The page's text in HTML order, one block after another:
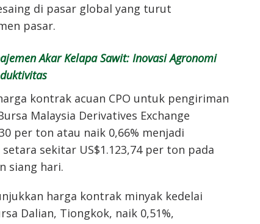
di pasar global yang turut
pasar.
Akar Kelapa Sawit: Inovasi Agronomi
kontrak acuan CPO untuk pengiriman
Malaysia Derivatives Exchange
per ton atau naik 0,66% menjadi
setara sekitar US$1.123,74 per ton pada
siang hari.
harga kontrak minyak kedelai
Dalian, Tiongkok, naik 0,51%,